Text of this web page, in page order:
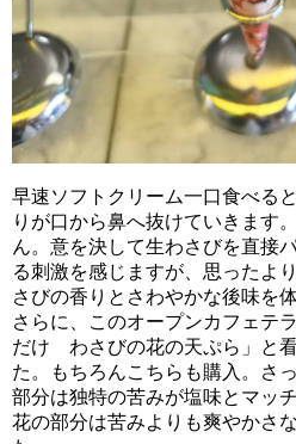
早速ソフトクリーム一口食べる
りが口から鼻へ抜けていきます
ん。意を決して生わさびを直接
る刺激を感じますが、思ったよ
さびの香りとさわやかな後味を
さらに、このオープンカフェテ
だけ わさびの花の天ぷら」と
た。もちろんこちらも購入。さ
部分は独特の苦みが塩味とマッ
花の部分は苦みよりも爽やかさ